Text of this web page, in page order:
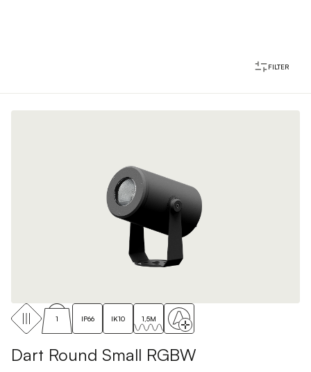
FILTER
1 IP66 IK10 1,5M
Dart Round Small RGBW